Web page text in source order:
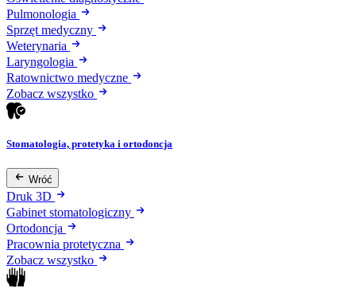
Pulmonologia
Sprzęt medyczny
Weterynaria
Laryngologia
Ratownictwo medyczne
Zobacz wszystko
Stomatologia, protetyka i ortodoncja
Wróć
Druk 3D
Gabinet stomatologiczny
Ortodoncja
Pracownia protetyczna
Zobacz wszystko